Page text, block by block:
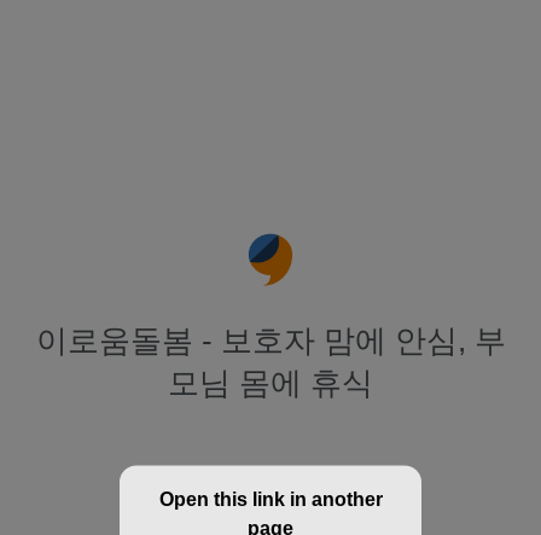
이로움돌봄 - 보호자 맘에 안심, 부
모님 몸에 휴식